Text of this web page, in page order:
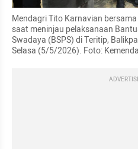
Mendagri Tito Karnavian
saat meninjau pelaksanaan
Swadaya (BSPS) di Teritip,
Selasa (5/5/2026). Foto: